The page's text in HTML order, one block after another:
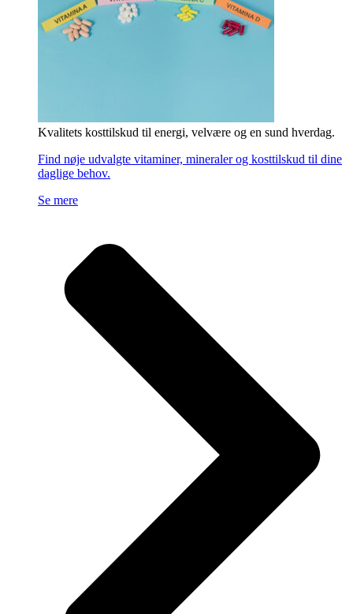
Kvalitets kosttilskud til energi, velvære og en sund hverdag.
Find nøje udvalgte vitaminer, mineraler og kosttilskud til dine
daglige behov.
Se mere